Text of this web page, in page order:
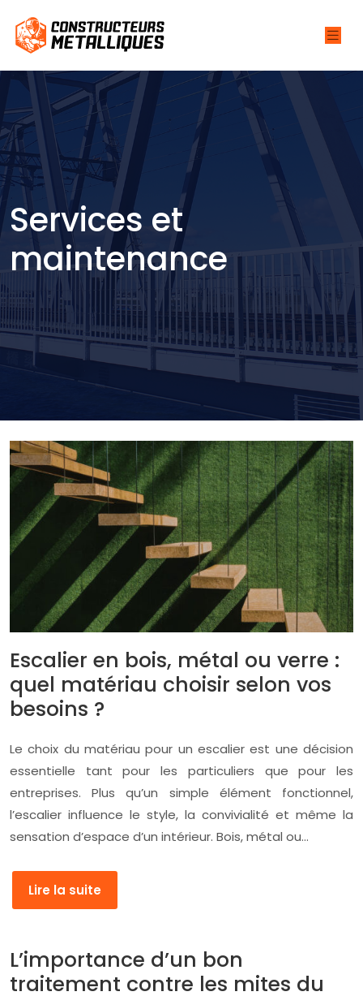
Services et
maintenance
Escalier en bois, métal ou verre :
quel matériau choisir selon vos
besoins ?
Le choix du matériau pour un escalier est une décision
essentielle tant pour les particuliers que pour les
entreprises. Plus qu’un simple élément fonctionnel,
l’escalier influence le style, la convivialité et même la
sensation d’espace d’un intérieur. Bois, métal ou…
Lire la suite
L’importance d’un bon
traitement contre les mites du